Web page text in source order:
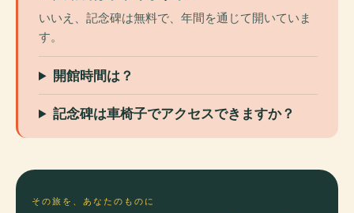
いいえ、記念碑は無料で、年間を通じて開いていま
す。
開館時間は？
記念碑は車椅子でアクセスできますか？
その旅を、あなたのものに